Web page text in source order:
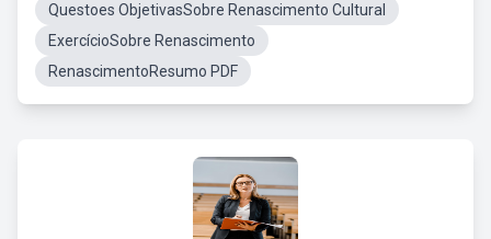
Questoes ObjetivasSobre Renascimento Cultural
ExercícioSobre Renascimento
RenascimentoResumo PDF